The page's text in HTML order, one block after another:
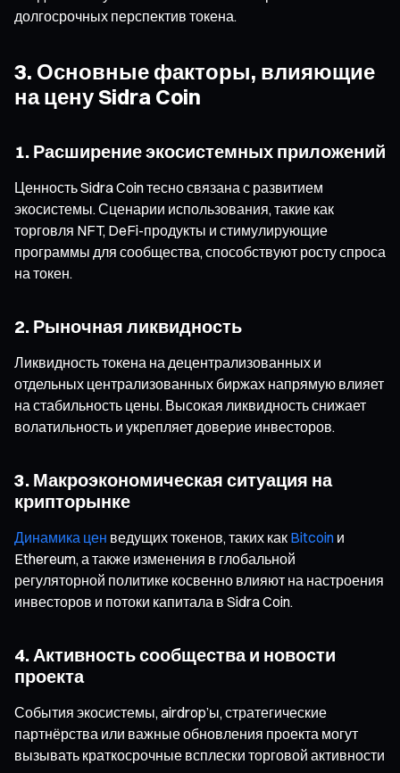
долгосрочных перспектив токена.
3. Основные факторы, влияющие
на цену Sidra Coin
1. Расширение экосистемных приложений
Ценность Sidra Coin тесно связана с развитием
экосистемы. Сценарии использования, такие как
торговля NFT, DeFi-продукты и стимулирующие
программы для сообщества, способствуют росту спроса
на токен.
2. Рыночная ликвидность
Ликвидность токена на децентрализованных и
отдельных централизованных биржах напрямую влияет
на стабильность цены. Высокая ликвидность снижает
волатильность и укрепляет доверие инвесторов.
3. Макроэкономическая ситуация на
крипторынке
Динамика цен ведущих токенов, таких как Bitcoin и
Ethereum, а также изменения в глобальной
регуляторной политике косвенно влияют на настроения
инвесторов и потоки капитала в Sidra Coin.
4. Активность сообщества и новости
проекта
События экосистемы, airdrop’ы, стратегические
партнёрства или важные обновления проекта могут
вызывать краткосрочные всплески торговой активности